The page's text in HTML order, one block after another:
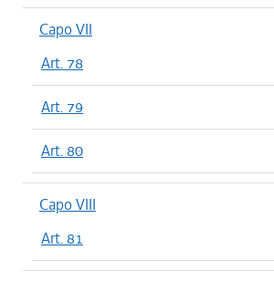
Capo VII
Art. 78
Art. 79
Art. 80
Capo VIII
Art. 81